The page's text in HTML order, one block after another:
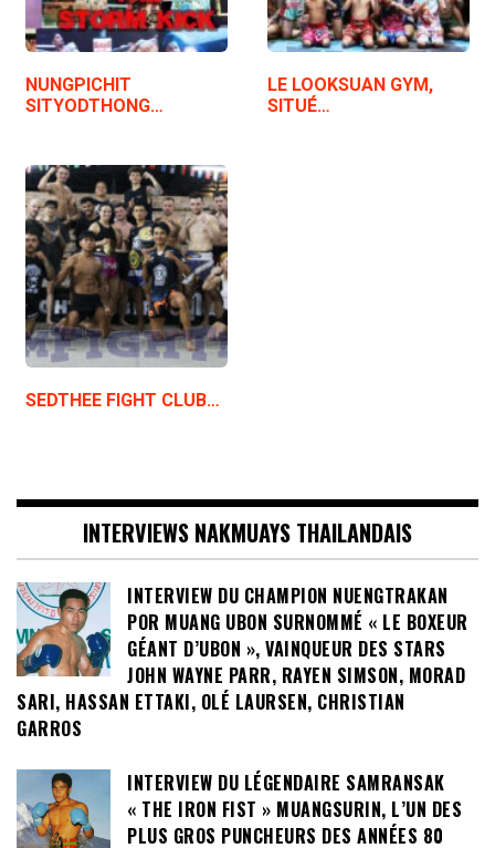
NUNGPICHIT
SITYODTHONG…
LE LOOKSUAN GYM,
SITUÉ…
SEDTHEE FIGHT CLUB…
INTERVIEWS NAKMUAYS THAILANDAIS
INTERVIEW DU CHAMPION NUENGTRAKAN
POR MUANG UBON SURNOMMÉ « LE BOXEUR
GÉANT D’UBON », VAINQUEUR DES STARS
JOHN WAYNE PARR, RAYEN SIMSON, MORAD
SARI, HASSAN ETTAKI, OLÉ LAURSEN, CHRISTIAN
GARROS
INTERVIEW DU LÉGENDAIRE SAMRANSAK
« THE IRON FIST » MUANGSURIN, L’UN DES
PLUS GROS PUNCHEURS DES ANNÉES 80